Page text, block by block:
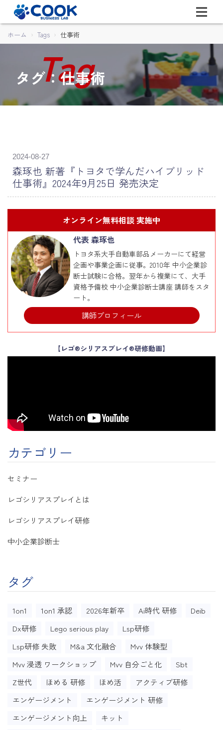
ホーム Tags 仕事術
タグ：仕事術
2024-08-27
森琢也 新著『トヨタで学んだハイブリッド
仕事術』2024年9月25日 発売決定
オンライン無料相談 実施中
代表 森琢也
トヨタ系大手自動車部品メーカーにて経営
企画や事業企画に従事。2010年 中小企業診
断士試験に合格。翌年から複業にて、大手
資格予備校 中小企業診断士講座 講師をスタ
ート。
講師プロフィール
【レゴ®シリアスプレイ®研修動画】
カテゴリー
セミナー
レゴシリアスプレイとは
レゴシリアスプレイ研修
中小企業診断士
タグ
1on1 1on1 承認 2026年新卒 Ai時代 研修
Deib
Dx研修
Lego serious play
Lsp研修
Lsp研修 失敗
M&a 文化融合
Mvv 体験型
Mvv 浸透 ワークショップ
Mvv 自分ごと化
Sbt
Z世代
ほめる 研修 ほめ活
アクティブ研修
エンゲージメント
エンゲージメント 研修
エンゲージメント向上
キット